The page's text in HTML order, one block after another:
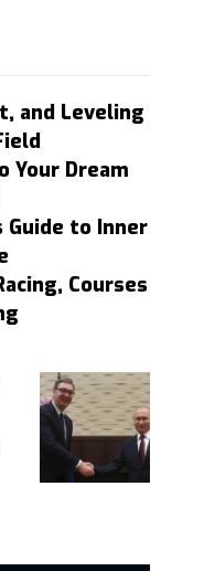
and Leveling
Your Dream
Guide to Inner
Courses